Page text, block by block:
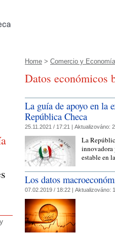
Home > Comercio y Economía
Datos económicos
La guía de apoyo en la
República Checa
25.11.2021 / 17:21 | Aktualizováno:
La
innovadora
estable en
Los datos
07.02.2019 / 18:22 | Aktualizováno: